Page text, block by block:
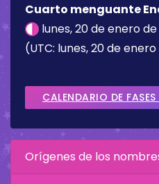
Cuarto menguante
lunes, 20 de enero de
(UTC: lunes, 20 de enero
CALENDARIO DE
Orígenes de los